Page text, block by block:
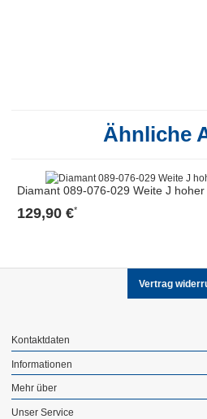
Ähnliche
Diamant 089-076-029 Weite J hoher
129,90 €*
Vertrag
Kontaktdaten
Informationen
Mehr über
Unser Service